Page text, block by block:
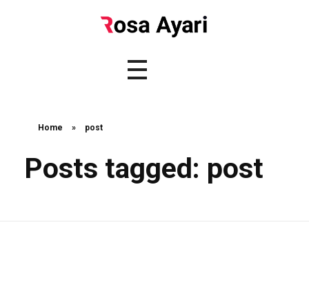
Home » post
Posts tagged: post